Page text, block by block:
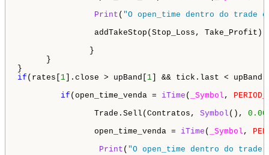
Print ( "O open_time dentro do trade
addTakeStop(Stop_Loss, Take_Profit);
}
}
if (rates[ 1 ].close > upBand[ 1 ] && tick.last < upBand[
if (open_time_venda = iTime ( _Symbol ,
Trade.Sell(Contratos, Symbol (), 0.00
open_time_venda = iTime ( _Symbol ,
Print ( "O open_time dentro do